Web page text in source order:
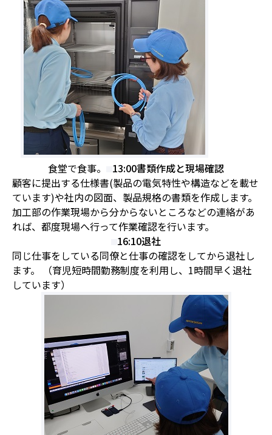
食堂で食事。 13:00書類作成と現場確認
顧客に提出する仕様書(製品の電気特性や構造などを載せ
ています)や社内の図面、製品規格の書類を作成します。
加工部の作業現場から分からないところなどの連絡があ
れば、都度現場へ行って作業確認を行います。
16:10退社
同じ仕事をしている同僚と仕事の確認をしてから退社し
ます。 （育児短時間勤務制度を利用し、1時間早く退社
しています）